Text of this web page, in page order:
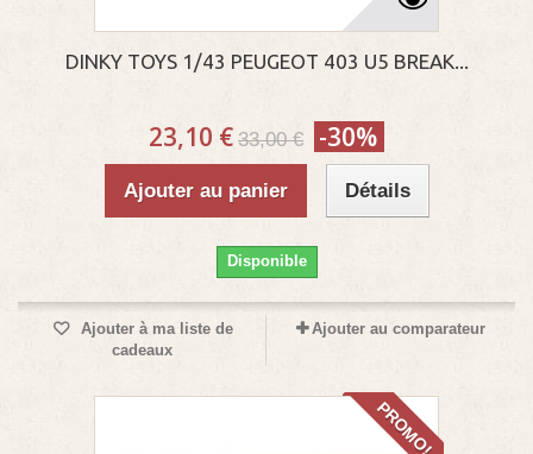
DINKY TOYS 1/43 PEUGEOT 403 U5 BREAK...
23,10 € 33,00 € -30%
Ajouter au panier Détails
Disponible
Ajouter à ma liste de
cadeaux
Ajouter au comparateur
PROMO!